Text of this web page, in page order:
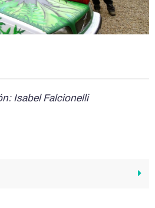
Isabel Falcionelli